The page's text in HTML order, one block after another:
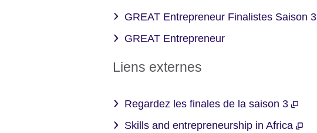
GREAT Entrepreneur Finalistes Saison 3
GREAT Entrepreneur
Liens externes
Regardez les finales de la saison 3
Skills and entrepreneurship in Africa